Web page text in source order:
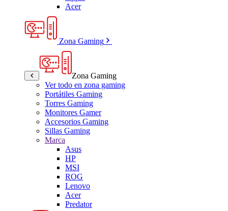
Acer
Zona Gaming
Zona Gaming
Ver todo en zona gaming
Portátiles Gaming
Torres Gaming
Monitores Gamer
Accesorios Gaming
Sillas Gaming
Marca
Asus
HP
MSI
ROG
Lenovo
Acer
Predator